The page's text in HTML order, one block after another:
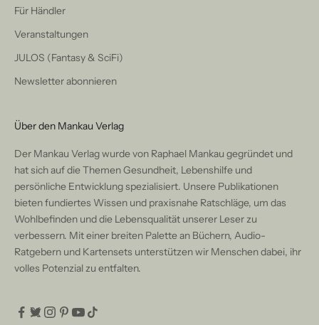
Für Händler
Veranstaltungen
JULOS (Fantasy & SciFi)
Newsletter abonnieren
Über den Mankau Verlag
Der Mankau Verlag wurde von Raphael Mankau gegründet und
hat sich auf die Themen Gesundheit, Lebenshilfe und
persönliche Entwicklung spezialisiert. Unsere Publikationen
bieten fundiertes Wissen und praxisnahe Ratschläge, um das
Wohlbefinden und die Lebensqualität unserer Leser zu
verbessern. Mit einer breiten Palette an Büchern, Audio-
Ratgebern und Kartensets unterstützen wir Menschen dabei, ihr
volles Potenzial zu entfalten.